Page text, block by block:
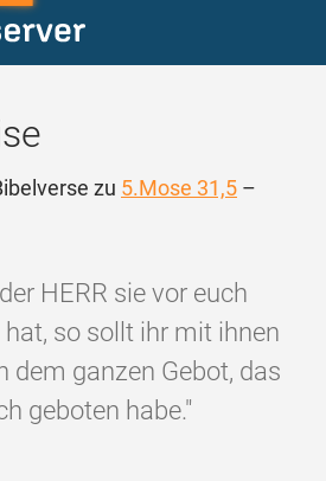
zu 5.Mose 31,5 –
HERR sie vor euch
so sollt ihr mit ihnen
dem ganzen Gebot, das
geboten habe."